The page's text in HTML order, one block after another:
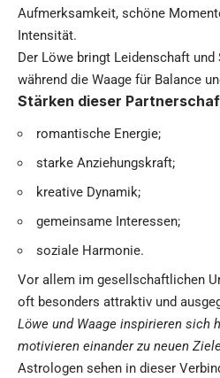
Aufmerksamkeit, schöne
Intensität.
Der Löwe bringt Leidenschaft und
während die Waage für Balance
Stärken dieser
romantische Energie;
starke Anziehungskraft;
kreative Dynamik;
gemeinsame Interessen;
soziale Harmonie.
Vor allem im gesellschaftlichen
oft besonders attraktiv und
Löwe und Waage inspirieren sich
motivieren einander zu neuen
Astrologen sehen in dieser